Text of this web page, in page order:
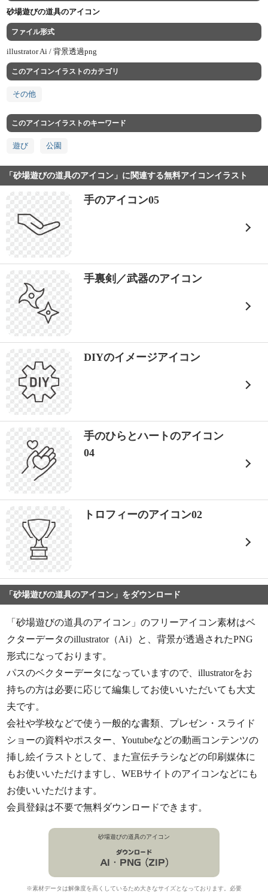
砂場遊びの道具のアイコン
ファイル形式
illustrator Ai /背景透過png
このアイコンイラストのカテゴリ
その他
このアイコンイラストのキーワード
遊び 公園
「砂場遊びの道具のアイコン」に関連する無料アイコンイラスト
手のアイコン05
手裏剣／武器のアイコン
DIYのイメージアイコン
手のひらとハートのアイコン
04
トロフィーのアイコン02
「砂場遊びの道具のアイコン」をダウンロード
「砂場遊びの道具のアイコン」のフリーアイコン素材はベ
クターデータのillustrator（Ai）と、背景が透過されたPNG
形式になっております。
パスのベクターデータになっていますので、illustratorをお
持ちの方は必要に応じて編集してお使いいただいても大丈
夫です。
会社や学校などで使う一般的な書類、プレゼン・スライド
ショーの資料やポスター、Youtubeなどの動画コンテンツの
挿し絵イラストとして、また宣伝チラシなどの印刷媒体に
もお使いいただけますし、WEBサイトのアイコンなどにも
お使いいただけます。
会員登録は不要で無料ダウンロードできます。
砂場遊びの道具のアイコン
※素材データは解像度を高くしているため大きなサイズとなっております。必要